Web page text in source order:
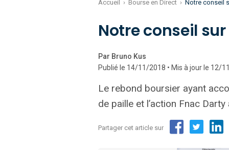
Accueil › Bourse en Direct › Notre conseil
Notre conseil
Par Bruno Kus
Publié le 14/11/2018 • Mis à jour le 12/
Le rebond boursier ayant
de paille et l’action Fnac
Partager cet article sur